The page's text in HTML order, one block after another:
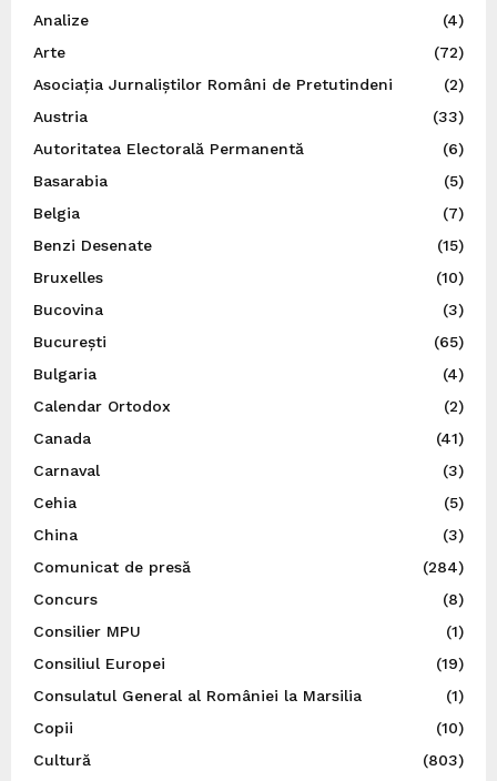
Analize
(4)
Arte
(72)
Asociația Jurnaliștilor Români de Pretutindeni
(2)
Austria
(33)
Autoritatea Electorală Permanentă
(6)
Basarabia
(5)
Belgia
(7)
Benzi Desenate
(15)
Bruxelles
(10)
Bucovina
(3)
București
(65)
Bulgaria
(4)
Calendar Ortodox
(2)
Canada
(41)
Carnaval
(3)
Cehia
(5)
China
(3)
Comunicat de presă
(284)
Concurs
(8)
Consilier MPU
(1)
Consiliul Europei
(19)
Consulatul General al României la Marsilia
(1)
Copii
(10)
Cultură
(803)